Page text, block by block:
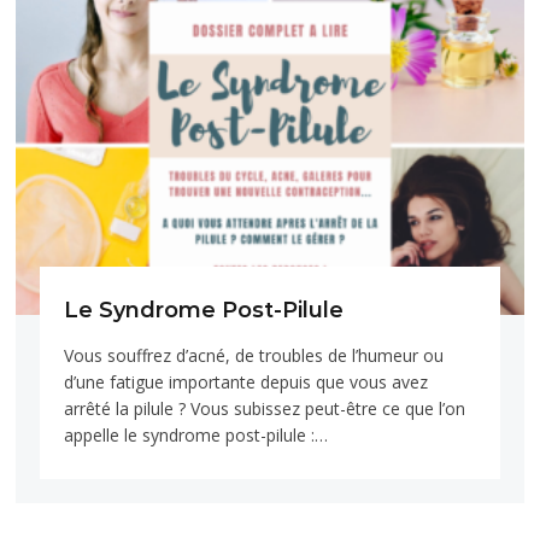
Le Syndrome Post-Pilule
Vous souffrez d’acné, de troubles de l’humeur ou
d’une fatigue importante depuis que vous avez
arrêté la pilule ? Vous subissez peut-être ce que l’on
appelle le syndrome post-pilule :…